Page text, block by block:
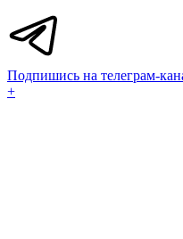
Подпишись на телеграм-
+